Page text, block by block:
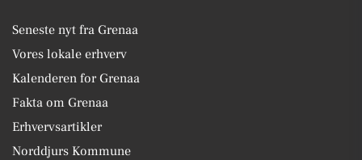
Seneste nyt fra Grenaa
Vores lokale erhverv
Kalenderen for Grenaa
Fakta om Grenaa
Erhvervsartikler
Norddjurs Kommune